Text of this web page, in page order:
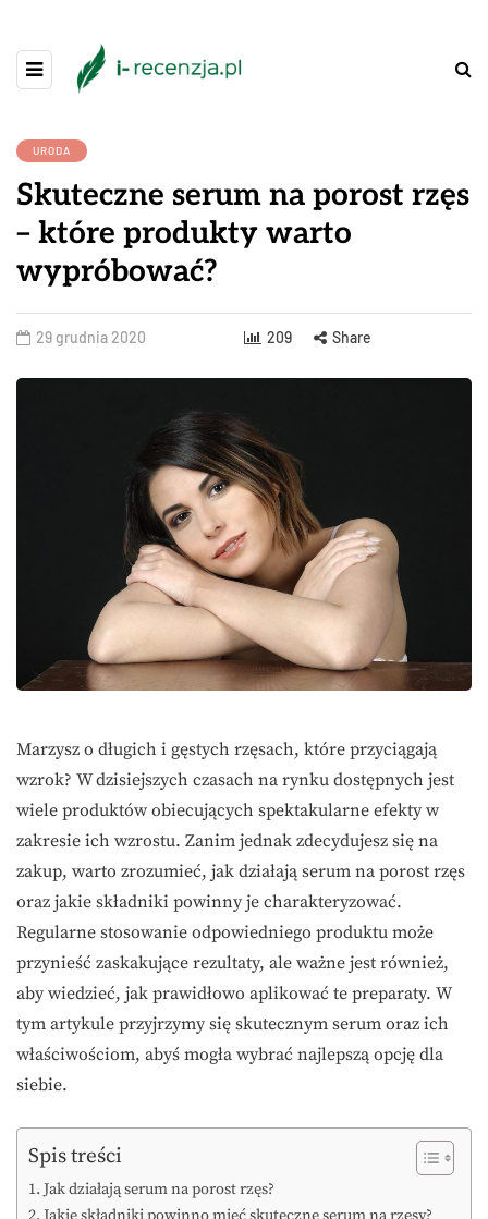
URODA
Skuteczne serum na porost rzęs
– które produkty warto
wypróbować?
29 grudnia 2020 209 Share
Marzysz o długich i gęstych rzęsach, które przyciągają
wzrok? W dzisiejszych czasach na rynku dostępnych jest
wiele produktów obiecujących spektakularne efekty w
zakresie ich wzrostu. Zanim jednak zdecydujesz się na
zakup, warto zrozumieć, jak działają serum na porost rzęs
oraz jakie składniki powinny je charakteryzować.
Regularne stosowanie odpowiedniego produktu może
przynieść zaskakujące rezultaty, ale ważne jest również,
aby wiedzieć, jak prawidłowo aplikować te preparaty. W
tym artykule przyjrzymy się skutecznym serum oraz ich
właściwościom, abyś mogła wybrać najlepszą opcję dla
siebie.
Spis treści
Jak działają serum na porost rzęs?